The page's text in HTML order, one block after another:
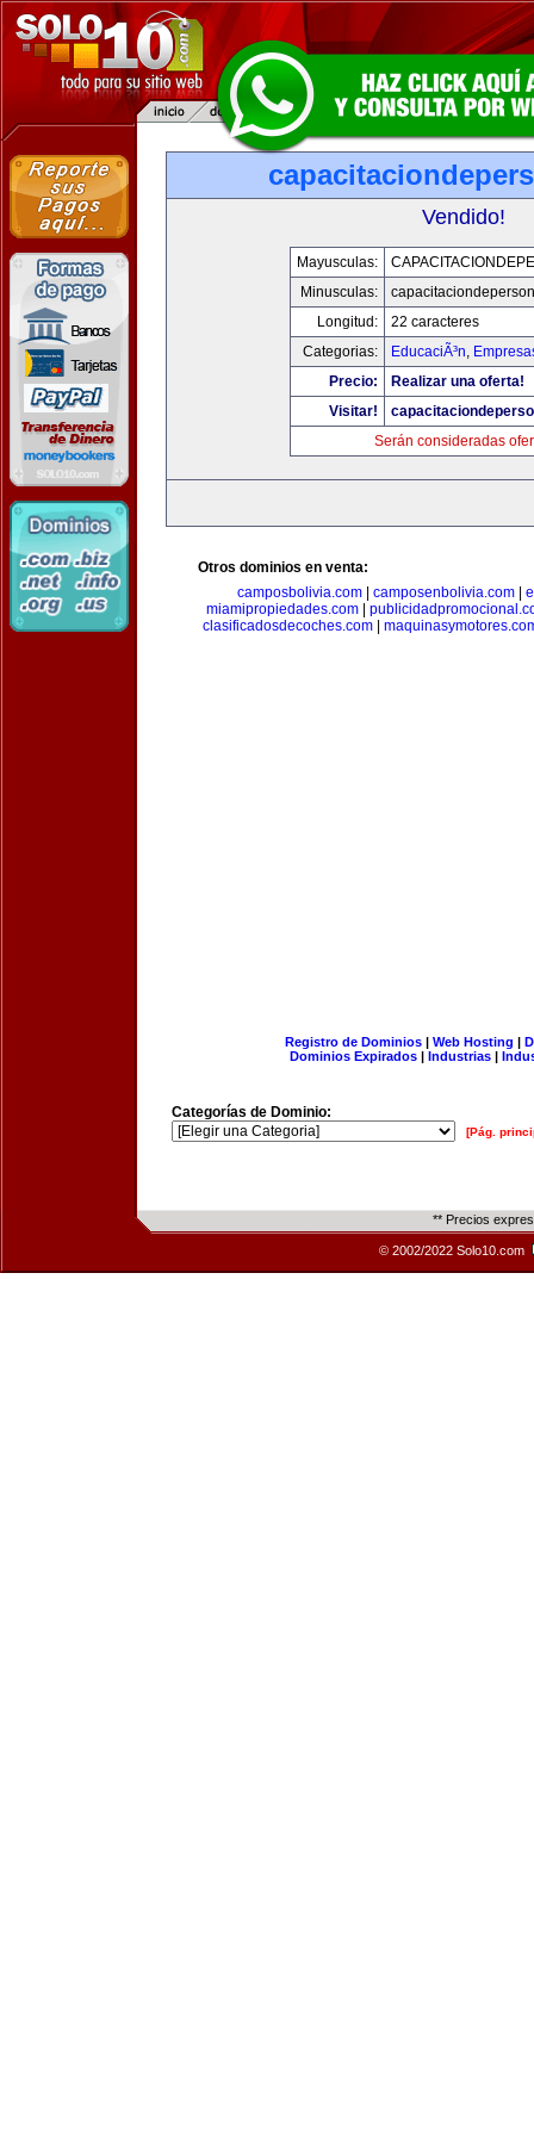
Vendido!
Mayusculas:
Minusculas:
Longitud:
22 caracteres
Categorias:
EducaciÃ³n,
Precio:
Realizar una oferta!
Visitar!
Serán consideradas
Otros dominios en venta:
camposbolivia.com| camposenbolivia.com|
miamipropiedades.com
clasificadosdecoches.com
Registro de Dominios| Web Hosting |
Dominios Expirados | Industrias |
Categorías de Dominio:
[Pág.
** Precios
© 2002/2022 Solo10.com